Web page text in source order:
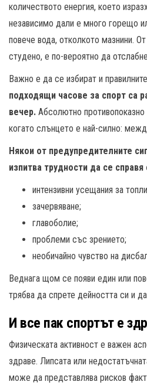
количеството енергия, което
независимо дали е много горещо
повече вода, отколкото мазнини.
студено, е по-вероятно да
Важно е да се избират и
подходящи часове за спорт са
вечер. Абсолютно
когато слънцето е най-силно:
Някои от предупредителните
изпитва трудности да се справя
интензивни усещания за
зачервяване;
главоболие;
проблеми със зрението;
необичайно чувство на
Веднага щом се появи един или
трябва да спрете дейността си и
И все пак спортът е
Физическата активност е важен
здраве. Липсата или
може да представлява рисков